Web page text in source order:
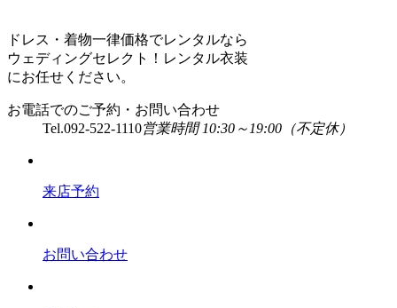
ドレス・着物一律価格でレンタルなら
ウェディングセレクト！レンタル衣装
にお任せください。
お電話でのご予約・お問い合わせ
Tel.092-522-1110営業時間 10:30～19:00（不定休）
来店予約
お問い合わせ